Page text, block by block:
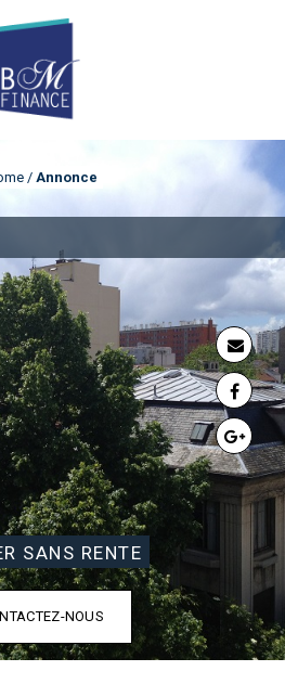
/ Annonce
SANS RENTE
NOUS